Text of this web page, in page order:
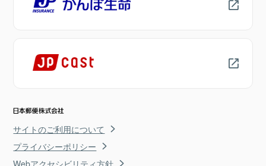
サイトのご利用について
プライバシーポリシー
Webアクセシビリティ方針